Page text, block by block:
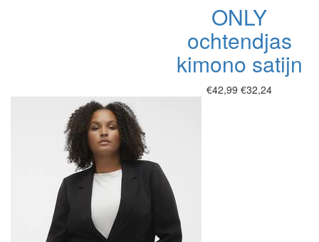
ONLY
ochtendjas
kimono satijn
€42,99 €32,24